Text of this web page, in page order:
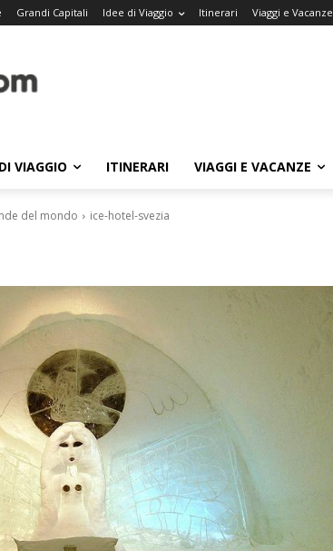
Grandi Capitali Idee di Viaggio Itinerari Viaggi e Vacanze
VIAGGIO ITINERARI VIAGGI E VACANZE
del mondo ice-hotel-svezia